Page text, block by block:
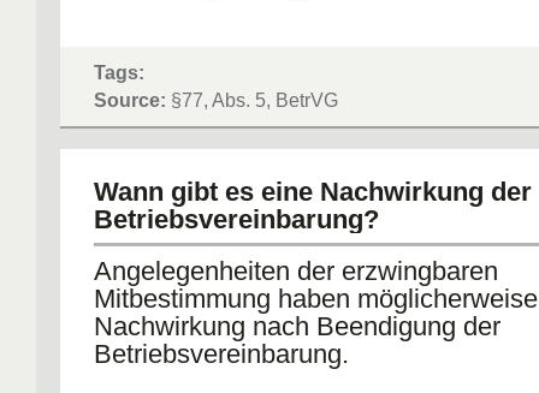
Tags:
Source: §77, Abs. 5, BetrVG
Wann gibt es eine Nachwirkung der
Betriebsvereinbarung?
Angelegenheiten der erzwingbaren
Mitbestimmung haben
Nachwirkung nach Beendigung der
Betriebsvereinbarung.